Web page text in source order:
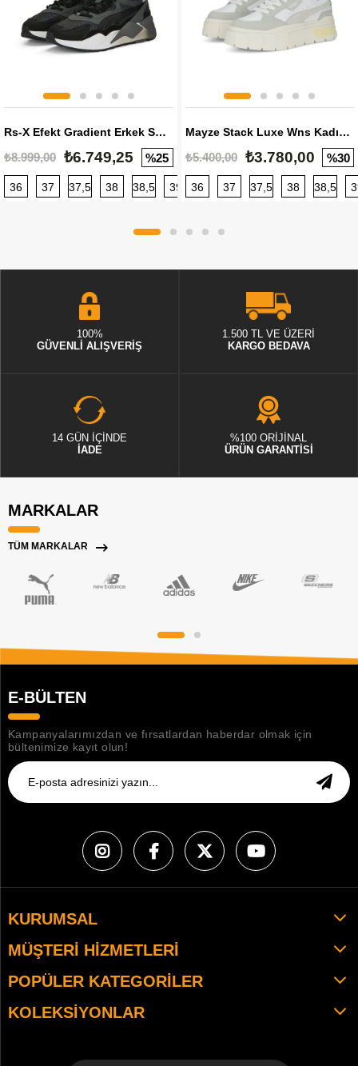
Rs-X Efekt Gradient Erkek Sneaker
₺8.999,00 ₺6.749,25 %25
36 37 37,5 38 38,5 39 40 40,5 41 42 42,5
Mayze Stack Luxe Wns Kadın Sneaker
₺5.400,00 ₺3.780,00 %30
36 37 37,5 38 38,5
100%
GÜVENLİ ALIŞVERİŞ
1.500 TL VE ÜZERİ
KARGO BEDAVA
14 GÜN İÇİNDE
İADE
%100 ORİJİNAL
ÜRÜN GARANTİSİ
MARKALAR
TÜM MARKALAR
E-BÜLTEN
Kampanyalarımızdan ve fırsatlardan haberdar olmak için
bültenimize kayıt olun!
KURUMSAL
MÜŞTERI HIZMETLERI
POPÜLER KATEGORILER
KOLEKSIYONLAR